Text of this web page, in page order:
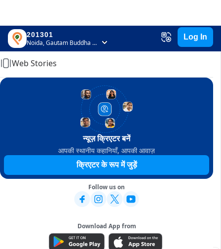
201301
Noida, Gautam Buddha Nagar, Uttar Pradesh
Log In
Home
Web Stories
न्यूज़ क्रिएटर बनें
आपकी स्थानीय कहानियाँ, आपकी आवाज़
क्रिएटर के रूप में जुड़ें
Follow us on
Download App from